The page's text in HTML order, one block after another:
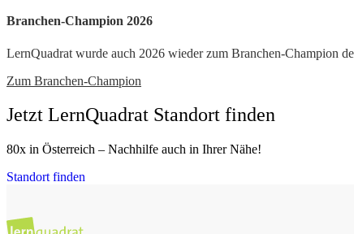
Branchen-Champion 2026
LernQuadrat wurde auch 2026 wieder zum Branchen-Champion
Zum Branchen-Champion
Jetzt LernQuadrat Standort finden
80x in Österreich – Nachhilfe auch in Ihrer Nähe!
Standort finden